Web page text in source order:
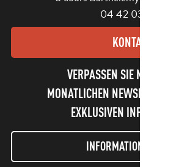
04 42 03 49 98
KONTAKT
VERPASSEN SIE NICHT
MONATLICHEN NEWSLETTER UND
EXKLUSIVEN
INFORMATIONEN LETTER